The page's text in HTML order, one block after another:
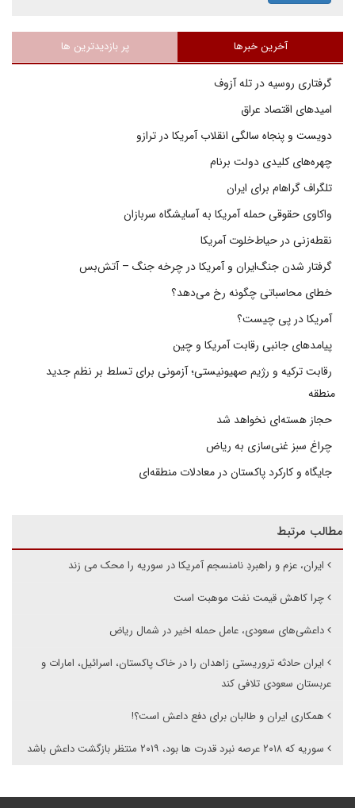
آخرین خبرها پر بازدیدترین ها
گرفتاری روسیه در تله آزوف
امیدهای اقتصاد عراق
دویست و پنجاه سالگی انقلاب آمریکا در ترازو
چهره‌های کلیدی دولت برنام
تلگراف گراهام برای ایران
واکاوی حقوقی حمله آمریکا به آسایشگاه سربازان
نقطه‌زنی در حیاط‌خلوت آمریکا
گرفتار شدن جنگ‌ایران و آمریکا در چرخه جنگ – آتش‌بس
خطای محاسباتی چگونه رخ می‌دهد؟
آمریکا در پی چیست؟
پیامدهای جانبی رقابت آمریکا و چین
رقابت ترکیه و رژیم صهیونیستی؛ آزمونی برای تسلط بر نظم جدید
منطقه
حجاز هسته‌ای نخواهد شد
چراغ سبز غنی‌سازی به ریاض
جایگاه و کارکرد پاکستان در معادلات منطقه‌ای
مطالب مرتبط
ایران، عزم و راهبردِ نامنسجم آمریکا در سوریه را محک می زند
چرا کاهش قیمت نفت موهبت است
داعشی‌های سعودی، عامل حمله اخیر در شمال ریاض
ایران حادثه تروریستی زاهدان را در خاک پاکستان، اسرائیل، امارات و
عربستان سعودی تلافی کند
همکاری ایران و طالبان برای دفع داعش است؟!
سوریه که ۲۰۱۸ عرصه نبرد قدرت ها بود، ۲۰۱۹ منتظر بازگشت داعش باشد